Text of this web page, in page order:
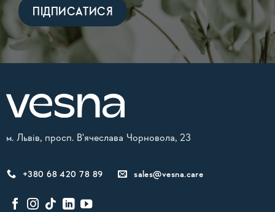
Alternative:
м. Львів, просп. В'ячеслава Чорновола, 23
+380 68 420 78 89 sales@vesna.care